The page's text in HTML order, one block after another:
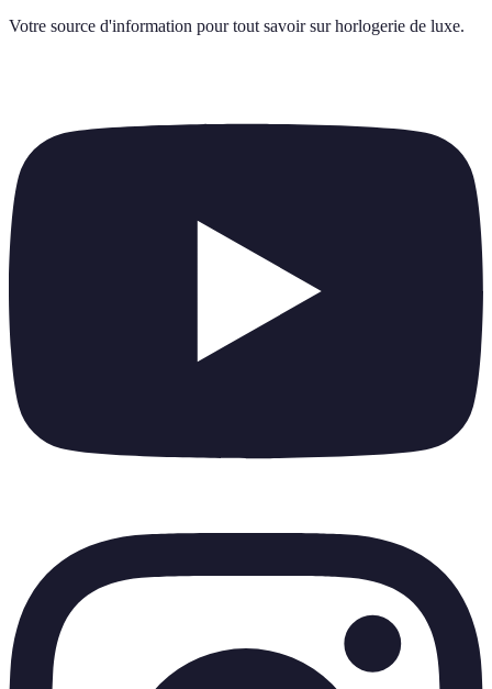
Votre source d'information pour tout savoir sur horlogerie de luxe.